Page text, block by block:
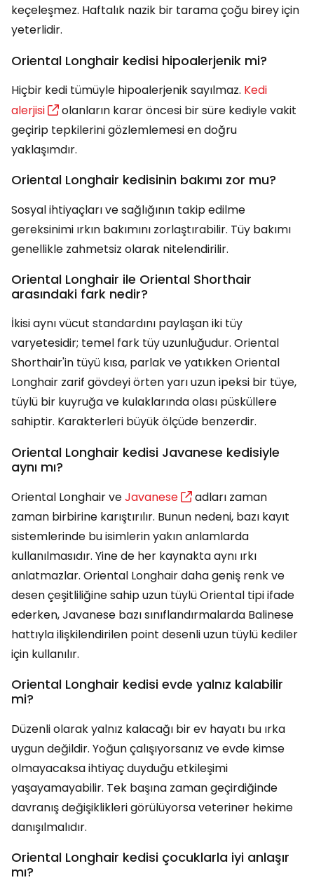
keçeleşmez. Haftalık nazik bir tarama çoğu birey için
yeterlidir.
Oriental Longhair kedisi hipoalerjenik mi?
Hiçbir kedi tümüyle hipoalerjenik sayılmaz. Kedi
alerjisi
olanların karar öncesi bir süre kediyle vakit
geçirip tepkilerini gözlemlemesi en doğru
yaklaşımdır.
Oriental Longhair kedisinin bakımı zor mu?
Sosyal ihtiyaçları ve sağlığının takip edilme
gereksinimi ırkın bakımını zorlaştırabilir. Tüy bakımı
genellikle zahmetsiz olarak nitelendirilir.
Oriental Longhair ile Oriental Shorthair
arasındaki fark nedir?
İkisi aynı vücut standardını paylaşan iki tüy
varyetesidir; temel fark tüy uzunluğudur. Oriental
Shorthair'in tüyü kısa, parlak ve yatıkken Oriental
Longhair zarif gövdeyi örten yarı uzun ipeksi bir tüye,
tüylü bir kuyruğa ve kulaklarında olası püsküllere
sahiptir. Karakterleri büyük ölçüde benzerdir.
Oriental Longhair kedisi Javanese kedisiyle
aynı mı?
Oriental Longhair veJavanese
adları zaman
zaman birbirine karıştırılır. Bunun nedeni, bazı kayıt
sistemlerinde bu isimlerin yakın anlamlarda
kullanılmasıdır. Yine de her kaynakta aynı ırkı
anlatmazlar. Oriental Longhair daha geniş renk ve
desen çeşitliliğine sahip uzun tüylü Oriental tipi ifade
ederken, Javanese bazı sınıflandırmalarda Balinese
hattıyla ilişkilendirilen point desenli uzun tüylü kediler
için kullanılır.
Oriental Longhair kedisi evde yalnız kalabilir
mi?
Düzenli olarak yalnız kalacağı bir ev hayatı bu ırka
uygun değildir. Yoğun çalışıyorsanız ve evde kimse
olmayacaksa ihtiyaç duyduğu etkileşimi
yaşayamayabilir. Tek başına zaman geçirdiğinde
davranış değişiklikleri görülüyorsa veteriner hekime
danışılmalıdır.
Oriental Longhair kedisi çocuklarla iyi anlaşır
mı?